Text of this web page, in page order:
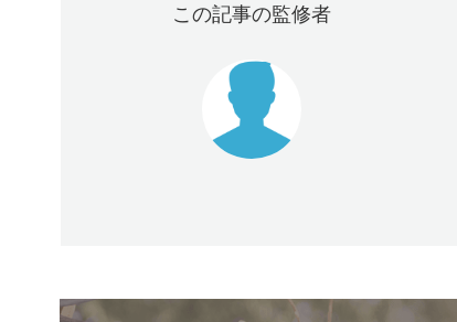
この記事の監修者